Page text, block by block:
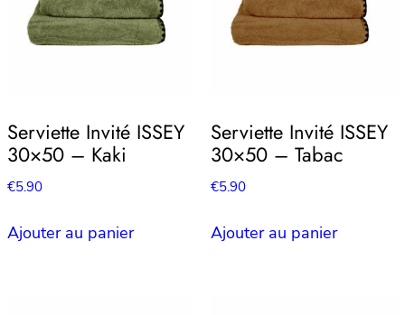
Serviette Invité ISSEY
30×50 – Kaki
€5.90
Ajouter au panier
Serviette Invité ISSEY
30×50 – Tabac
€5.90
Ajouter au panier